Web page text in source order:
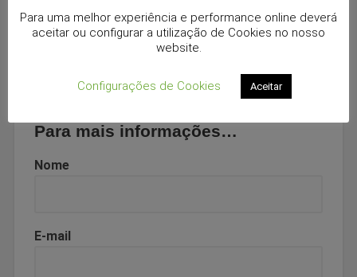
Catálogo Jonnesway – Outras Ferramentas
Download
Para mais informações…
Nome
E-mail
Para uma melhor experiência e performance online deverá
aceitar ou configurar a utilização de Cookies no nosso
website.
Configurações de Cookies Aceitar